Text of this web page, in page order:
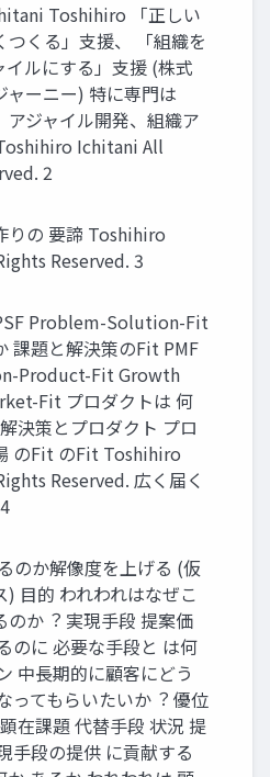
Toshihiro 「正しい
つくる」⽀援、 「組織を
イルにする」⽀援 (株式
ャーニー) 特に専⾨は
アジャイル開発、組織ア
Ichitani All
2
りの 要諦 Toshihiro
Reserved. 3
Problem-Solution-Fit
課題と解決策のFit PMF
Product-Fit Growth
Fit プロダクトは 何
決策とプロダクト プロ
のFit のFit Toshihiro
Reserved. 広く届く
のか解像度を上げる (仮
) ⽬的 われわれはなぜこ
のか︖ 実現⼿段 提案価
のに 必要な⼿段と は何
中⻑期的に顧客にどう
ってもらいたいか︖ 優位
在課題 代替⼿段 状況 提
⼿段の提供 に貢献する